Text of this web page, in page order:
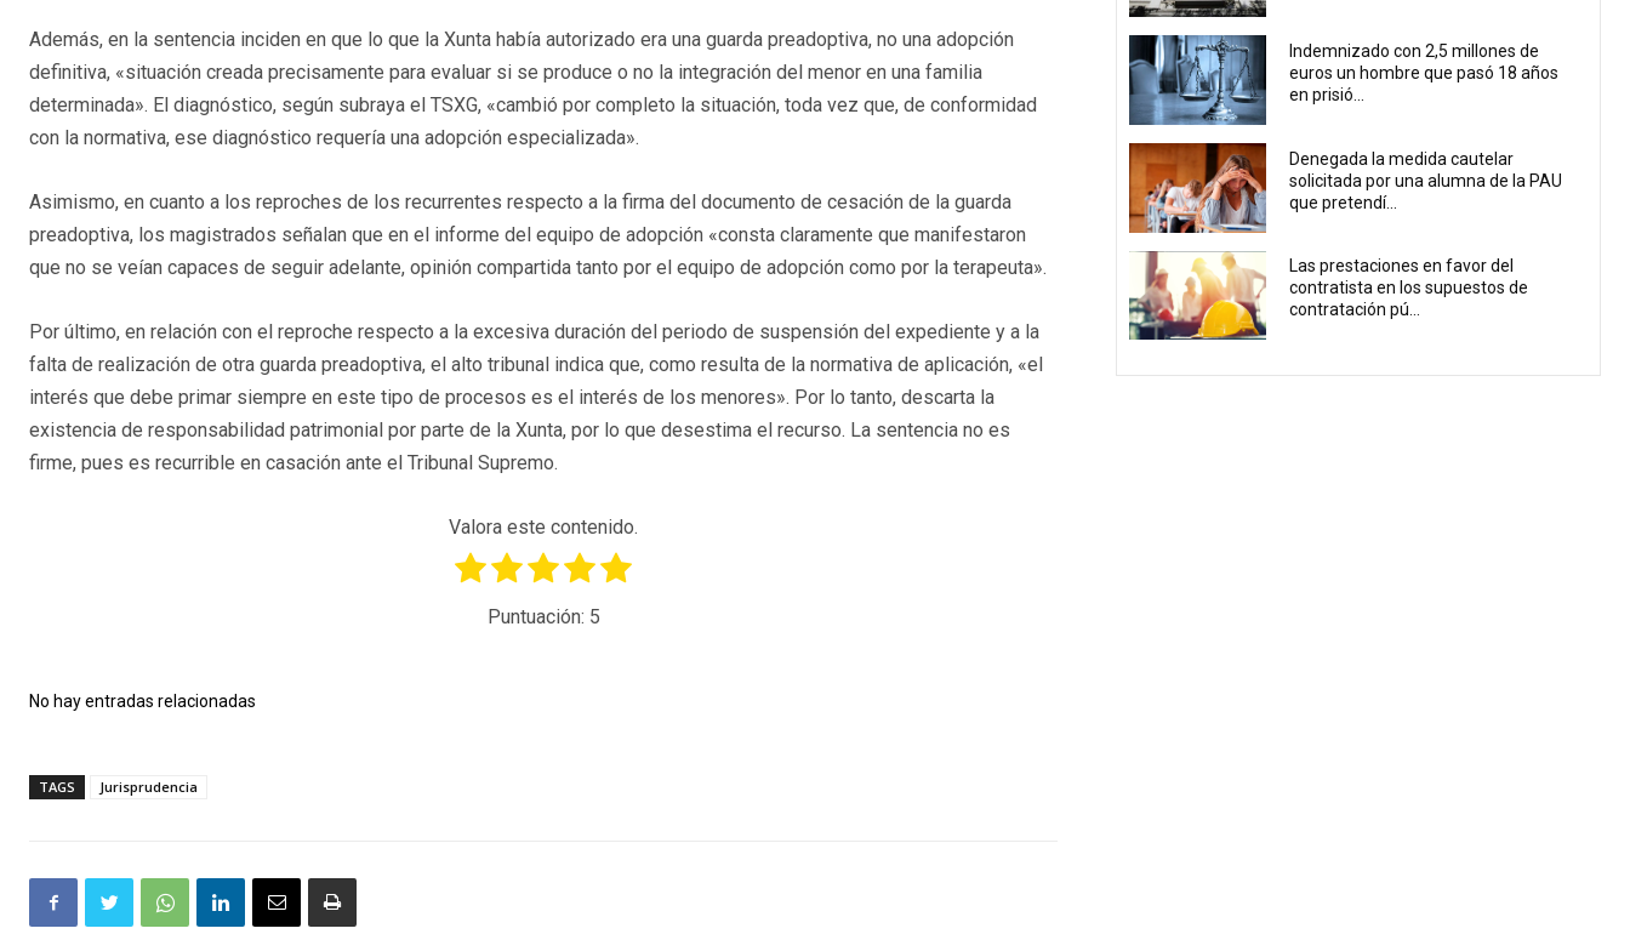
Además, en la sentencia inciden en que lo que la Xunta había autorizado era una guarda preadoptiva, no una adopción
definitiva, «situación creada precisamente para evaluar si se produce o no la integración del menor en una familia
determinada». El diagnóstico, según subraya el TSXG, «cambió por completo la situación, toda vez que, de conformidad
con la normativa, ese diagnóstico requería una adopción especializada».
Asimismo, en cuanto a los reproches de los recurrentes respecto a la firma del documento de cesación de la guarda
preadoptiva, los magistrados señalan que en el informe del equipo de adopción «consta claramente que manifestaron
que no se veían capaces de seguir adelante, opinión compartida tanto por el equipo de adopción como por la terapeuta».
Por último, en relación con el reproche respecto a la excesiva duración del periodo de suspensión del expediente y a la
falta de realización de otra guarda preadoptiva, el alto tribunal indica que, como resulta de la normativa de aplicación, «el
interés que debe primar siempre en este tipo de procesos es el interés de los menores». Por lo tanto, descarta la
existencia de responsabilidad patrimonial por parte de la Xunta, por lo que desestima el recurso. La sentencia no es
firme, pues es recurrible en casación ante el Tribunal Supremo.
Valora este contenido.
Puntuación: 5
No hay entradas relacionadas
TAGS Jurisprudencia
Indemnizado con 2,5 millones de
euros un hombre que pasó 18 años
en prisió...
Denegada la medida cautelar
solicitada por una alumna de la PAU
que pretendí...
Las prestaciones en favor del
contratista en los supuestos de
contratación pú...